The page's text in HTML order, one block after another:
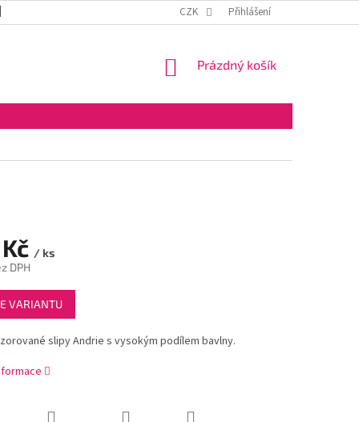
OBCHODNÍ PODMÍNKY VELKOOBCHOD
CZK Přihlášení
NÁKUPNÍ
Prázdný košík
/ ks
DPH
VARIANTU
slipy Andrie s vysokým podílem bavlny.